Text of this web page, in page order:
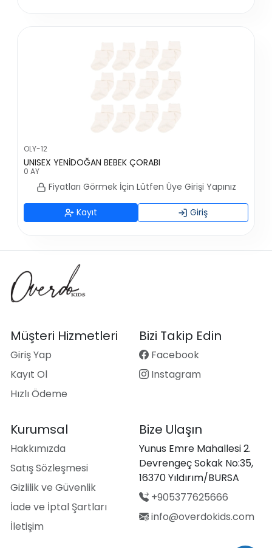
OLY-12
UNISEX YENİDOĞAN BEBEK ÇORABI
0 AY
Fiyatları Görmek İçin Lütfen Üye Girişi Yapınız
Kayıt Giriş
Kurumsal
Hakkımızda
Satış Sözleşmesi
Gizlilik ve Güvenlik
İade ve İptal Şartları
İletişim
Müşteri Hizmetleri
Giriş Yap
Kayıt Ol
Hızlı Ödeme
Bizi Takip Edin
Facebook
Instagram
Bize Ulaşın
Yunus Emre Mahallesi 2.
Devrengeç Sokak No:35,
16370 Yıldırım/BURSA
+905377625666
info@overdokids.com